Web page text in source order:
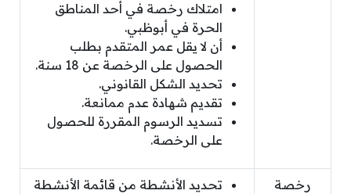
امتلاك رخصة في أحد المناطق
الحرة في أبوظبي.
أن لا يقل عمر المتقدم بطلب
الحصول على الرخصة عن 18 سنة.
تحديد الشكل القانوني.
تقديم شهادة عدم ممانعة.
تسديد الرسوم المقررة للحصول
على الرخصة.
رخصة
تحديد الأنشطة من قائمة الأنشطة